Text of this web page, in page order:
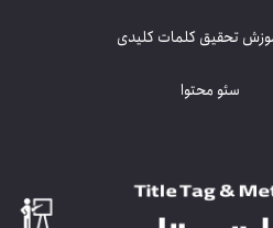
سئو محتوا